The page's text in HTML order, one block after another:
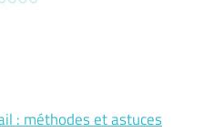
: méthodes et astuces